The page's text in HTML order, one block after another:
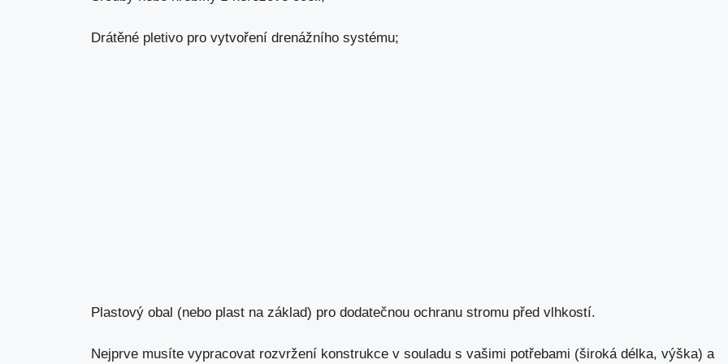
Drátěné pletivo pro vytvoření drenážního systému;
Plastový obal (nebo plast na základ) pro dodatečnou ochranu stromu před vlhkostí.
Nejprve musíte vypracovat rozvržení konstrukce v souladu s vašimi potřebami (široká délka, výška) a